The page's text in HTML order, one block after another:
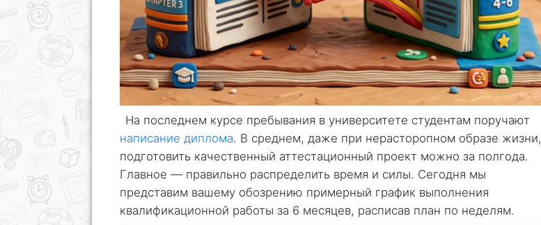
На последнем курсе пребывания в университете студентам поручают
написание диплома. В среднем, даже при нерасторопном образе жизни,
подготовить качественный аттестационный проект можно за полгода.
Главное — правильно распределить время и силы. Сегодня мы
представим вашему обозрению примерный график выполнения
квалификационной работы за 6 месяцев, расписав план по неделям.